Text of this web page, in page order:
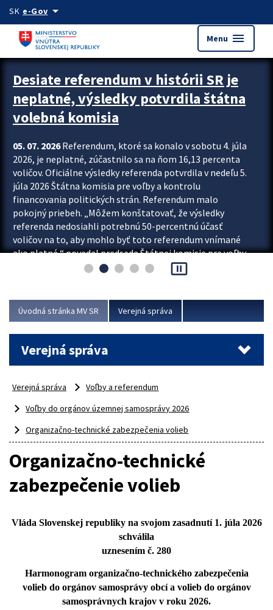
Preskocit na hlavný obsah
SK e-Govarrow_drop_down
Menu menu
Zastavit automatický posun upútavok
Desiate referendum v histórii SR je
neplatné, výsledky potvrdila štátna
volebná komisia
05. 07. 2026Referendum, ktoré sa konalo v sobotu 4. júla
2026, je neplatné, zúčastnilo sa na ňom 16,13 percenta
voličov. Oficiálne výsledky referenda potvrdila v nedeľu 5.
júla 2026 Štátna komisia pre voľby a kontrolu
financovania politických strán. Referendum malo
pokojný priebeh. „Môžem konštatovať, že výsledky
referenda nedosiahli potrebnú 50-percentnú účasť
voličov na to, aby mohlo byť toto referendum vnímané
ako platné,“ povedal predseda Štátnej komisie pre voľby
a kontrolu financovania politických...
pause_presentation
Úvodná stránka MV SR Verejná správa
Verejná správa
Verejná správa
Voľby a referendum
Voľby do orgánov územnej samosprávy 2026
Organizačno-technické zabezpečenia volieb
Organizačno-technické
zabezpečenie volieb
Vláda Slovenskej republiky na svojom zasadnutí 1. júla 2026
schválila
uznesením č. 280
Harmonogram organizačno-technického zabezpečenia
volieb do orgánov samosprávy obcí a volieb do orgánov
samosprávnych krajov v roku 2026.